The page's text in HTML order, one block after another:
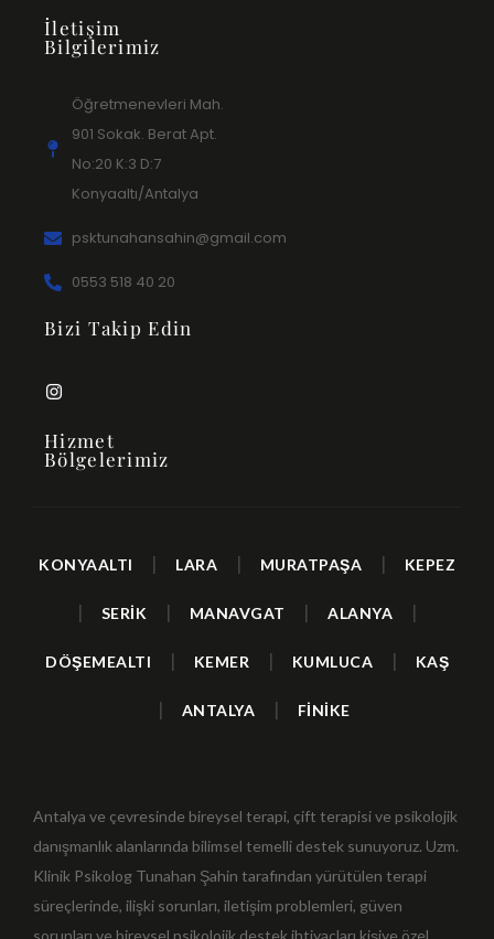
İletişim
Bilgilerimiz
Öğretmenevleri Mah.
901 Sokak. Berat Apt.
No:20 K:3 D:7
Konyaaltı/Antalya
psktunahansahin@gmail.com
0553 518 40 20
Bizi Takip Edin
Hizmet
Bölgelerimiz
KONYAALTI LARA MURATPAŞA KEPEZ
SERİK MANAVGAT ALANYA
DÖŞEMEALTI KEMER KUMLUCA KAŞ
ANTALYA FİNİKE
Antalya ve çevresinde bireysel terapi, çift terapisi ve psikolojik
danışmanlık alanlarında bilimsel temelli destek sunuyoruz. Uzm.
Klinik Psikolog Tunahan Şahin tarafından yürütülen terapi
süreçlerinde, ilişki sorunları, iletişim problemleri, güven